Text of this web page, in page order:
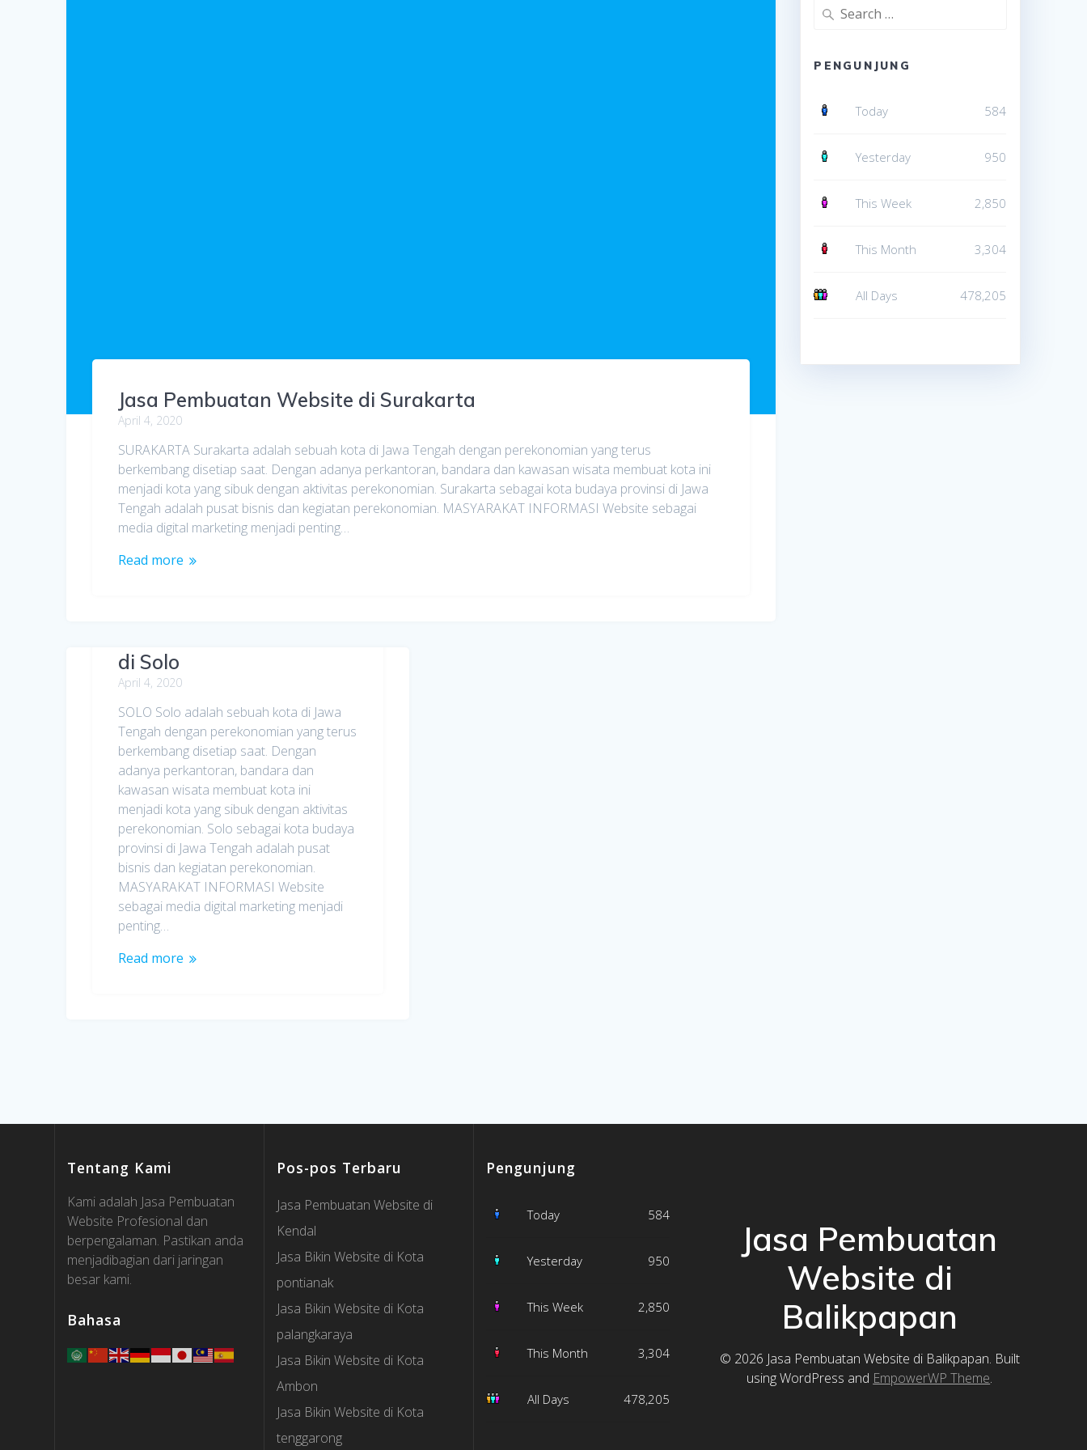
Jasa Pembuatan Website di Surakarta
April 4, 2020
SURAKARTA Surakarta adalah sebuah kota di Jawa Tengah dengan perekonomian yang terus
berkembang disetiap saat. Dengan adanya perkantoran, bandara dan kawasan wisata membuat kota ini
menjadi kota yang sibuk dengan aktivitas perekonomian. Surakarta sebagai kota budaya provinsi di Jawa
Tengah adalah pusat bisnis dan kegiatan perekonomian. MASYARAKAT INFORMASI Website sebagai
media digital marketing menjadi penting…
Read more
di Solo
April 4, 2020
SOLO Solo adalah sebuah kota di Jawa
Tengah dengan perekonomian yang terus
berkembang disetiap saat. Dengan
adanya perkantoran, bandara dan
kawasan wisata membuat kota ini
menjadi kota yang sibuk dengan aktivitas
perekonomian. Solo sebagai kota budaya
provinsi di Jawa Tengah adalah pusat
bisnis dan kegiatan perekonomian.
MASYARAKAT INFORMASI Website
sebagai media digital marketing menjadi
penting…
Read more
Search
PENGUNJUNG
Today 584
Yesterday 950
This Week 2,850
This Month 3,304
All Days 478,205
Tentang Kami
Kami adalah Jasa Pembuatan
Website Profesional dan
berpengalaman. Pastikan anda
menjadibagian dari jaringan
besar kami.
Bahasa
Pos-pos Terbaru
Jasa Pembuatan Website di
Kendal
Jasa Bikin Website di Kota
pontianak
Jasa Bikin Website di Kota
palangkaraya
Jasa Bikin Website di Kota
Ambon
Jasa Bikin Website di Kota
tenggarong
Pengunjung
Today 584
Yesterday 950
This Week 2,850
This Month 3,304
All Days 478,205
Jasa Pembuatan
Website di
Balikpapan
© 2026 Jasa Pembuatan Website di Balikpapan. Built
using WordPress and EmpowerWP Theme.